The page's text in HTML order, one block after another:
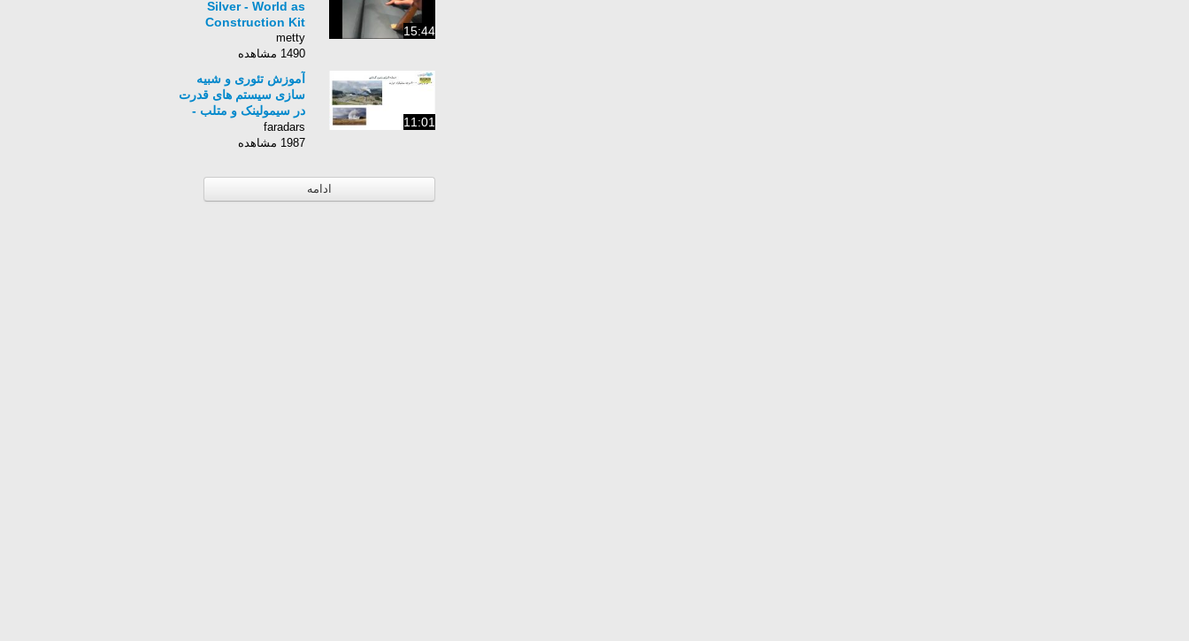
15:44
Silver - World as
Construction Kit
metty
1490 مشاهده
11:01
آموزش تئوری و شبیه
سازی سیستم های قدرت
در سیمولینک و متلب -
بخش یازدهم
faradars
1987 مشاهده
ادامه